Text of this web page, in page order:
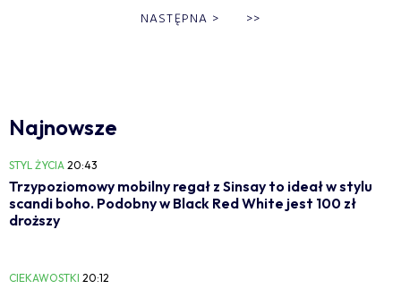
NASTĘPNA > >>
Najnowsze
STYL ŻYCIA 20:43
Trzypoziomowy mobilny regał z Sinsay to ideał w stylu
scandi boho. Podobny w Black Red White jest 100 zł
droższy
CIEKAWOSTKI 20:12